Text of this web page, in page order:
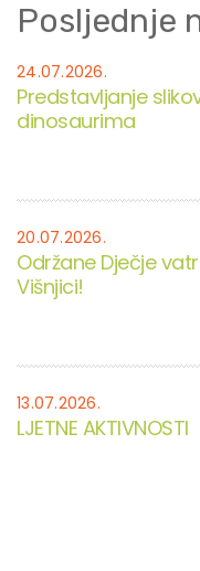
Posljednje
24.07.2026.
Predstavljanje
dinosaurima
20.07.2026.
Održane Dječje
Višnjici!
13.07.2026.
LJETNE AKTIVNOSTI